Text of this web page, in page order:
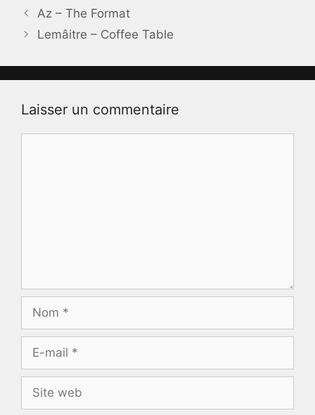
Az – The Format
Lemâitre – Coffee Table
Laisser un commentaire
mail
web